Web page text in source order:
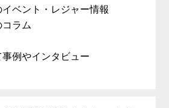
ベント・レジャー情報
ラム
例やインタビュー